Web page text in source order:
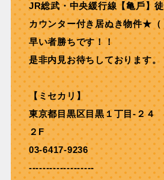
JR総武・中央緩⾏線【⻲⼾】
カウンター付き居ぬき物件★（
早い者勝ちです！！
是非内見お待ちしております。
【ミセカリ】
東京都目黒区目黒１丁目-２４
２F
03-6417-9236
-------------------